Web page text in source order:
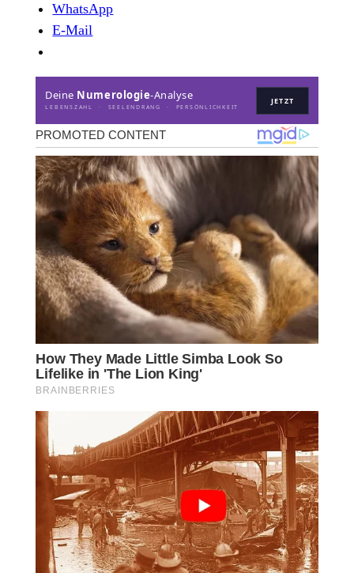
WhatsApp
E-Mail
Deine Numerologie-Analyse
LEBENSZAHL · SEELENDRANG · PERSÖNLICHKEIT
JETZT